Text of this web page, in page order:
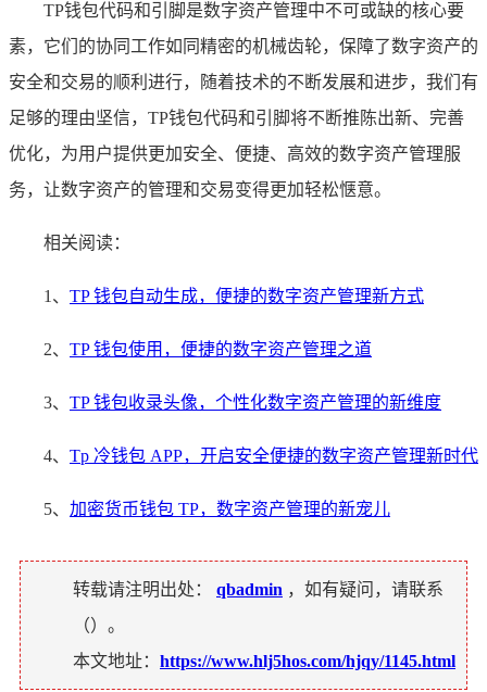
TP钱包代码和引脚是数字资产管理中不可或缺的核心要
素，它们的协同工作如同精密的机械齿轮，保障了数字资产的
安全和交易的顺利进行，随着技术的不断发展和进步，我们有
足够的理由坚信，TP钱包代码和引脚将不断推陈出新、完善
优化，为用户提供更加安全、便捷、高效的数字资产管理服
务，让数字资产的管理和交易变得更加轻松惬意。
相关阅读：
1、 TP 钱包自动生成，便捷的数字资产管理新方式
2、 TP 钱包使用，便捷的数字资产管理之道
3、 TP 钱包收录头像，个性化数字资产管理的新维度
4、 Tp 冷钱包 APP，开启安全便捷的数字资产管理新时代
5、 加密货币钱包 TP，数字资产管理的新宠儿
转载请注明出处： qbadmin ，如有疑问，请联系
（）。
本文地址： https://www.hlj5hos.com/hjqy/1145.html